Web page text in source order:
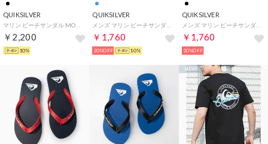
QUIKSILVER
￥2,200
10%
QUIKSILVER
￥1,760
20%OFF 10%
QUIKSILVER
メンズ マリン ビーチサンダル MOLOKAI STRIPE AQYL101361 （BLACK/GREY/GREEN）
￥1,760
20%OFF
NEW